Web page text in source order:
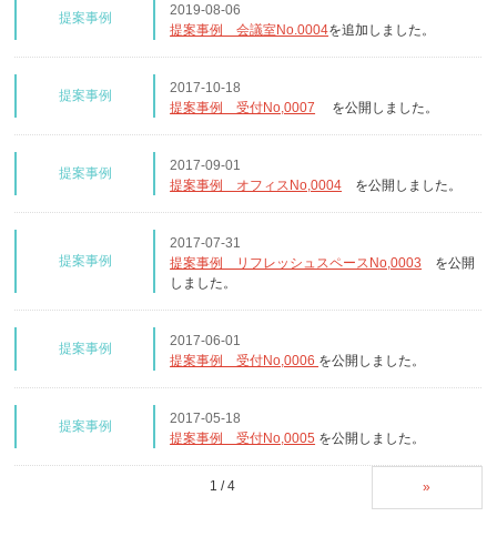
提案事例
2019-08-06
提案事例 会議室No.0004を追加しました。
提案事例
2017-10-18
提案事例 受付No,0007 を公開しました。
提案事例
2017-09-01
提案事例 オフィスNo,0004 を公開しました。
提案事例
2017-07-31
提案事例 リフレッシュスペースNo,0003 を公開
しました。
提案事例
2017-06-01
提案事例 受付No,0006 を公開しました。
提案事例
2017-05-18
提案事例 受付No,0005 を公開しました。
1 / 4 »